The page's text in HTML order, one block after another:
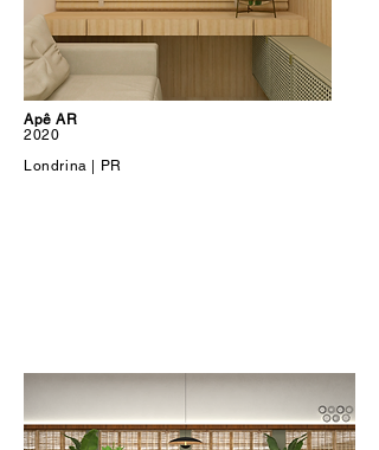
Apê AR
2020
Londrina | PR